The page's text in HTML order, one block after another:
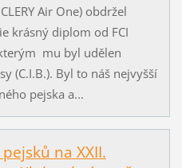
Air One) obdržel
krásný diplom od FCI
mu byl udělen
(C.I.B.). Byl to náš nejvyšší
pejska a...
na XXII.